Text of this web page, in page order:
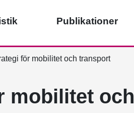
Publikationer
för mobilitet och transport
mobilitet och